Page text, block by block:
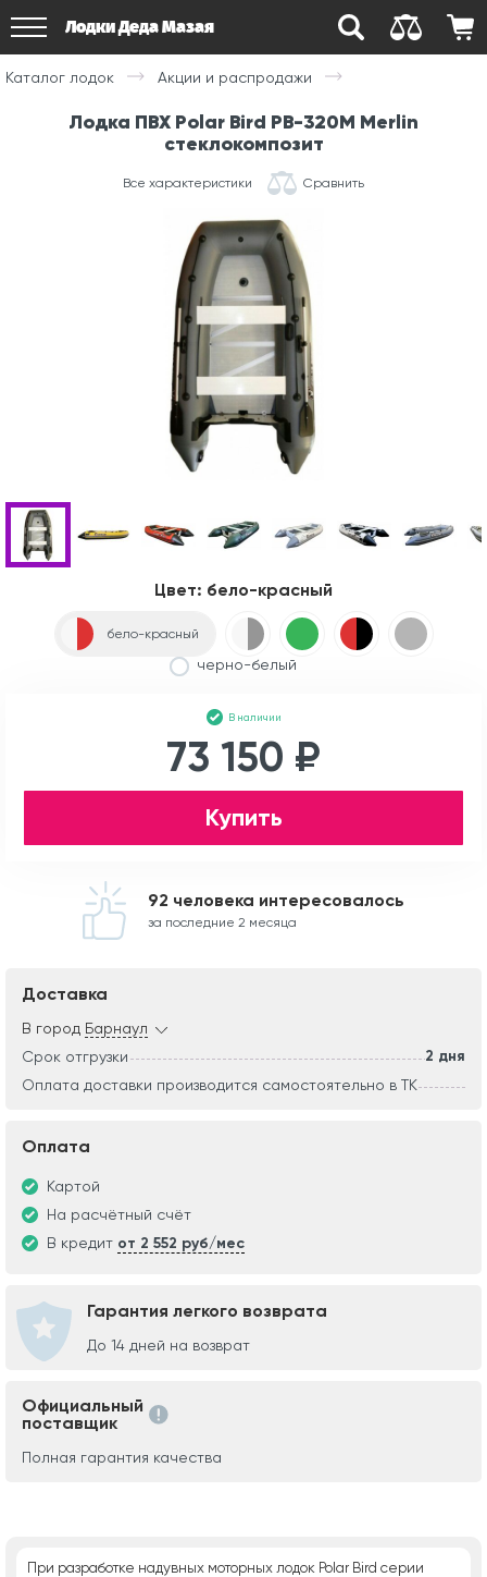
Лодки Деда Мазая
Каталог лодок Акции и распродажи
Лодка ПВХ Polar Bird PB-320M Merlin
стеклокомпозит
Все характеристики Сравнить
Цвет: бело-красный
бело-красный
черно-белый
В наличии
73 150 ₽
Купить
92 человека интересовалось
за последние 2 месяца
Доставка
В город Барнаул
Срок отгрузки
2 дня
Оплата доставки производится самостоятельно в ТК
Оплата
Картой
На расчётный счёт
В кредит от 2 552 руб/мес
Гарантия легкого возврата
До 14 дней на возврат
Официальный
поставщик
Полная гарантия качества
При разработке надувных моторных лодок Polar Bird серии